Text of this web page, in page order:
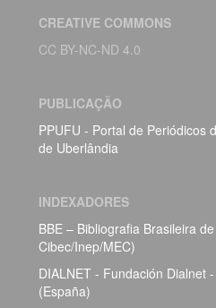
CREATIVE COMMONS
CC BY-NC-ND 4.0
PUBLICAÇÃO
PPUFU - Portal de Periódicos
de Uberlândia
INDEXADORES
BBE – Bibliografia Brasileira
Cibec/Inep/MEC)
DIALNET - Fundación Dialnet
(España)